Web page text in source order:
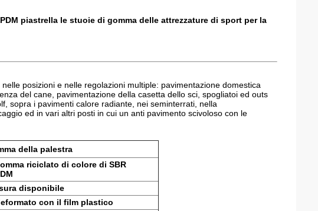
piastrella le stuoie di gomma delle attrezzature di sport per la
posizioni e nelle regolazioni multiple: pavimentazione domestica
del cane, pavimentazione della casetta dello sci, spogliatoi ed outs
sopra i pavimenti calore radiante, nei seminterrati, nella
ed in vari altri posti in cui un anti pavimento scivoloso con le
della palestra
riciclato di colore di SBR
disponibile
con il film plastico